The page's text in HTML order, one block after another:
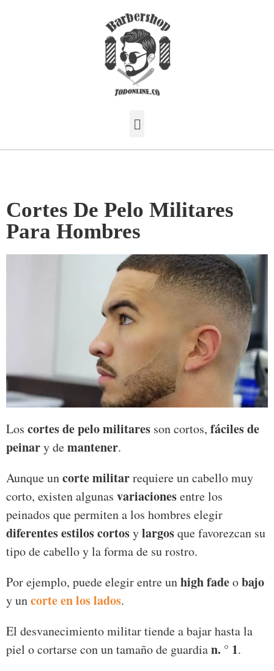
Cortes De Pelo Militares
Para Hombres
Los cortes de pelo militares son cortos, fáciles de
peinary demantener.
Aunque uncorte militarrequiere un cabello muy
corto, existen algunas variacionesentre los
peinados que permiten a los hombres elegir
diferentes estilos cortosylargosque favorezcan su
tipo de cabello y la forma de su rostro.
Por ejemplo, puede elegir entre unhigh fadeobajo
y uncorte en los lados.
El desvanecimiento militar tiende a bajar hasta la
piel o cortarse con un tamaño de guardian. ° 1.